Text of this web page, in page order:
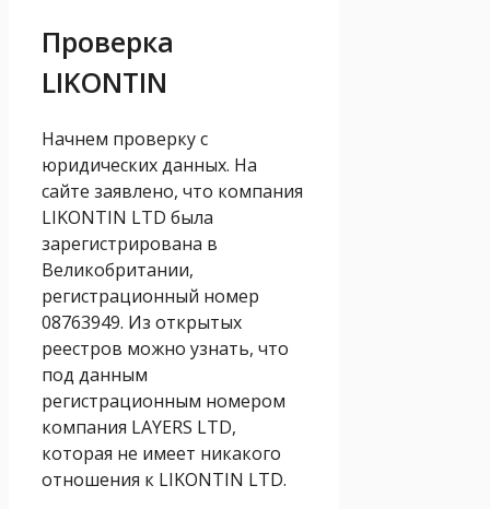
Проверка
LIKONTIN
Начнем проверку с
юридических данных. На
сайте заявлено, что компания
LIKONTIN LTD была
зарегистрирована в
Великобритании,
регистрационный номер
08763949. Из открытых
реестров можно узнать, что
под данным
регистрационным номером
компания LAYERS LTD,
которая не имеет никакого
отношения к LIKONTIN LTD.